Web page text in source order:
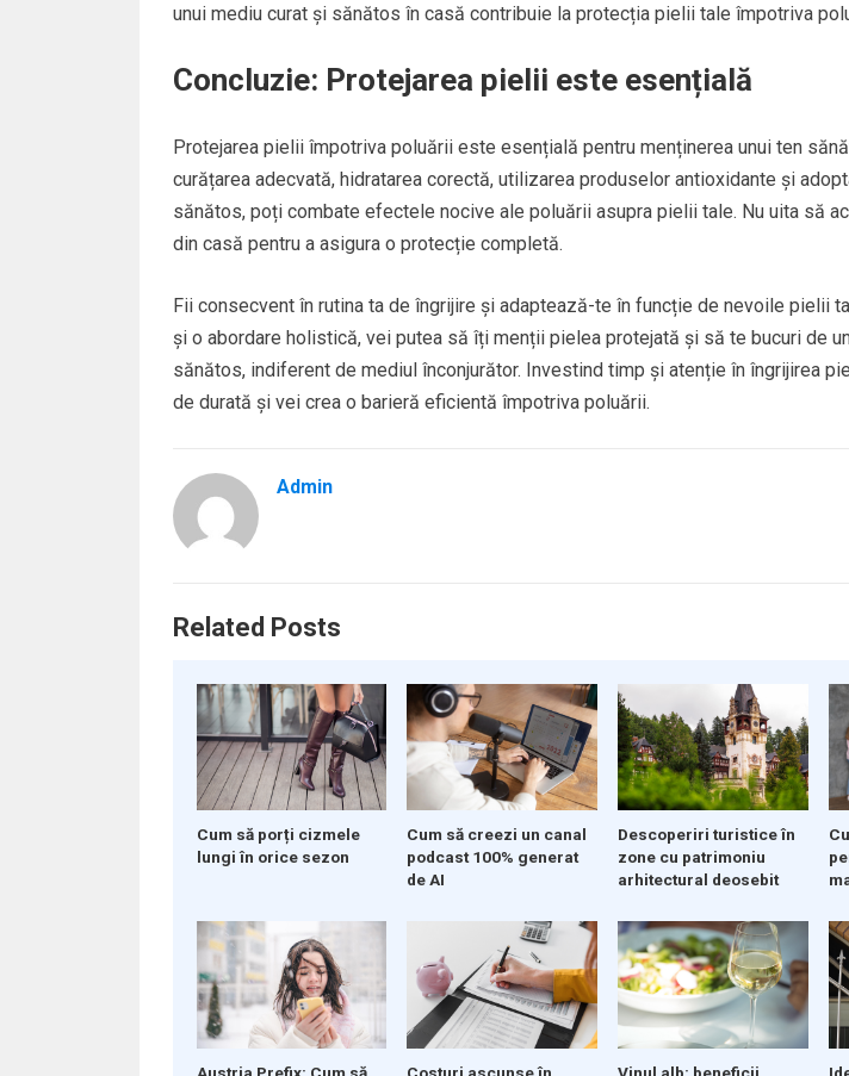
unui mediu curat și sănătos în casă contribuie la protecția pielii tale împotriva
Concluzie: Protejarea pielii este esențială
Protejarea pielii împotriva poluării este esențială pentru menținerea unui ten
curățarea adecvată, hidratarea corectă, utilizarea produselor antioxidante și
sănătos, poți combate efectele nocive ale poluării asupra pielii tale. Nu uita să
din casă pentru a asigura o protecție completă.
Fii consecvent în rutina ta de îngrijire și adaptează-te în funcție de nevoile pielii
și o abordare holistică, vei putea să îți menții pielea protejată și să te bucuri de
sănătos, indiferent de mediul înconjurător. Investind timp și atenție în îngrijirea
de durată și vei crea o barieră eficientă împotriva poluării.
Admin
Related Posts
Cum să porți cizmele
lungi în orice sezon
Cum să creezi un canal
podcast 100% generat
de AI
Descoperiri turistice în
zone cu patrimoniu
arhitectural deosebit
Austria Prefix: Cum să Costuri ascunse în Vinul alb: beneficii